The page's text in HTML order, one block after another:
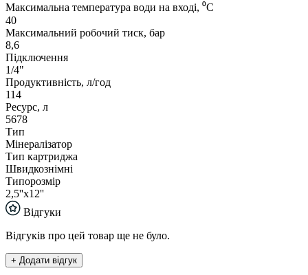
Максимальна температура води на вході, ⁰С
40
Максимальний робочий тиск, бар
8,6
Підключення
1/4"
Продуктивність, л/год
114
Ресурс, л
5678
Тип
Мінералізатор
Тип картриджа
Швидкознімні
Типорозмір
2,5''x12''
Відгуки
Відгуків про цей товар ще не було.
+ Додати відгук